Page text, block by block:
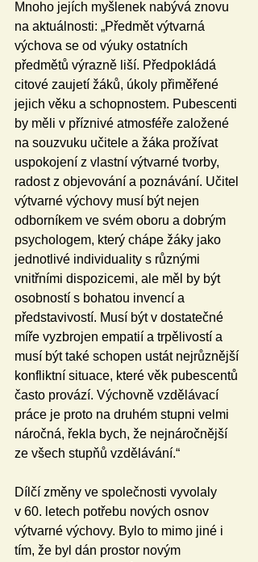
Mnoho jejích myšlenek nabývá znovu
na aktuálnosti: „Předmět výtvarná
výchova se od výuky ostatních
předmětů výrazně liší. Předpokládá
citové zaujetí žáků, úkoly přiměřené
jejich věku a schopnostem. Pubescenti
by měli v příznivé atmosféře založené
na souzvuku učitele a žáka prožívat
uspokojení z vlastní výtvarné tvorby,
radost z objevování a poznávání. Učitel
výtvarné výchovy musí být nejen
odborníkem ve svém oboru a dobrým
psychologem, který chápe žáky jako
jednotlivé individuality s různými
vnitřními dispozicemi, ale měl by být
osobností s bohatou invencí a
představivostí. Musí být v dostatečné
míře vyzbrojen empatií a trpělivostí a
musí být také schopen ustát nejrůznější
konfliktní situace, které věk pubescentů
často provází. Výchovně vzdělávací
práce je proto na druhém stupni velmi
náročná, řekla bych, že nejnáročnější
ze všech stupňů vzdělávání.“
Dílčí změny ve společnosti vyvolaly
v 60. letech potřebu nových osnov
výtvarné výchovy. Bylo to mimo jiné i
tím, že byl dán prostor novým